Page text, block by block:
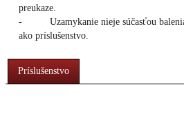
preukaze.
- Uzamykanie nieje súčasťou
ako príslušenstvo.
Príslušenstvo